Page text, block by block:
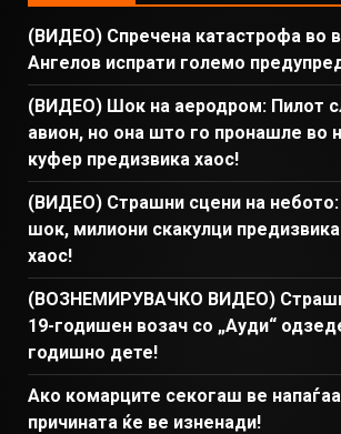
(ВИДЕО) Спречена катастрофа во
Ангелов испрати големо
(ВИДЕО) Шок на аеродром: Пилот
авион, но она што го пронашле во
куфер предизвика хаос!
(ВИДЕО) Страшни сцени на небото:
шок, милиони скакулци
хаос!
(ВОЗНЕМИРУВАЧКО ВИДЕО)
19-годишен возач со „Ауди“
годишно дете!
Ако комарците секогаш ве
причината ќе ве изненади!